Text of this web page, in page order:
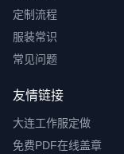
定制流程
服装常识
常见问题
友情链接
大连工作服定做
免费PDF在线盖章